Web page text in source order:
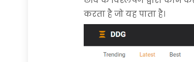
करता है जो यह पाता है।